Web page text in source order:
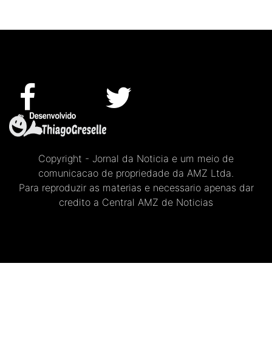
Copyright - Jornal da Noticia e um meio de
comunicacao de propriedade da AMZ Ltda.
Para reproduzir as materias e necessario apenas dar
credito a Central AMZ de Noticias